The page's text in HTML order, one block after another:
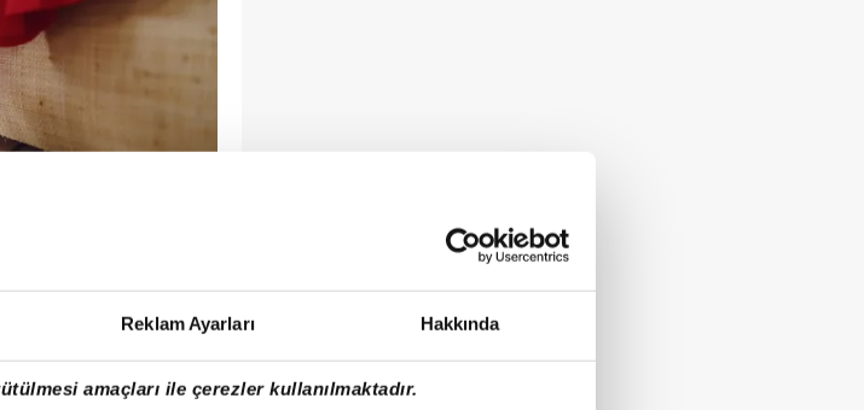
Reklam Ayarları Hakkında
amaçları ile çerezler kullanılmaktadır.
klasiklerinden
ilham alan spor